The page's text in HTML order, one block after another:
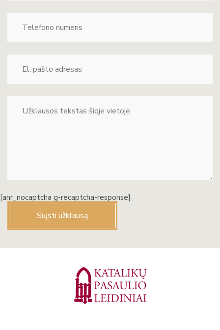
[anr_nocaptcha g-recaptcha-response]